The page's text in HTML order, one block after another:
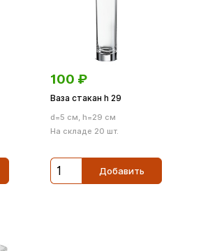
100 ₽
Ваза стакан h 29
d=5 см, h=29 см
На складе 20 шт.
Добавить